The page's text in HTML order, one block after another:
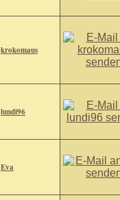
krokomaus
lundi96
Eva